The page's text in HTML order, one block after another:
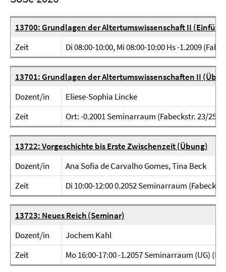
13700: Grundlagen der Altertumswissenschaft II
Zeit
Di 08:00-10:00, Mi 08:00-10:00 Hs -1.2009
13701: Grundlagen der Altertumswissenschaften II
Dozent/in
Eliese-Sophia Lincke
Zeit
Ort: -0.2001 Seminarraum (Fabeckstr. 23/25)
13722: Vorgeschichte bis Erste Zwischenzeit (Übung)
Dozent/in
Ana Sofia de Carvalho Gomes, Tina Beck
Zeit
Di 10:00-12:00 0.2052 Seminarraum
13723: Neues Reich (Seminar)
Dozent/in
Jochem Kahl
Zeit
Mo 16:00-17:00 -1.2057 Seminarraum (UG)